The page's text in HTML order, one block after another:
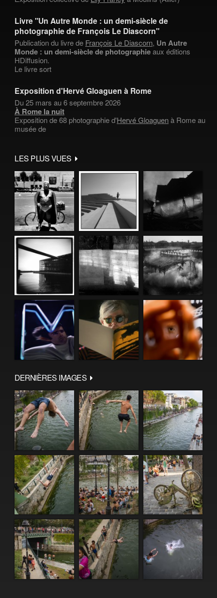
Livre "Un Autre Monde : un demi-siècle de
photographie de François Le Diascorn"
Publication du livre de François Le Diascorn, Un Autre
Monde : un demi-siècle de photographieaux éditions
HDiffusion.
Le livre sort
Exposition d'Hervé Gloaguen à Rome
Du 25 mars au 6 septembre 2026
À Rome la nuit
Exposition de 68 photographie d'Hervé Gloaguenà Rome au
musée de
LES PLUS VUES
DERNIÈRES IMAGES